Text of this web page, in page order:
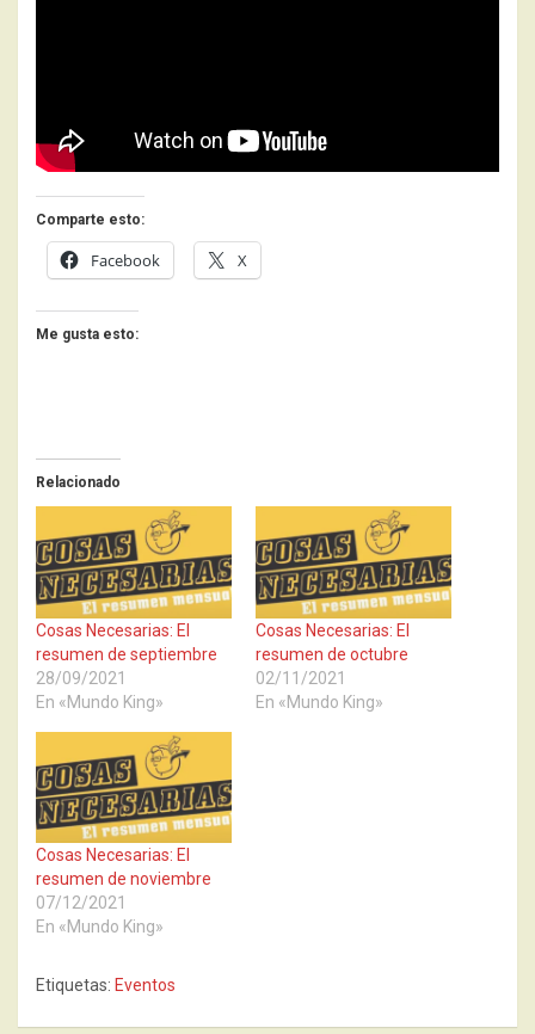
Comparte esto:
Facebook X
Me gusta esto:
Relacionado
Cosas Necesarias: El
resumen de septiembre
28/09/2021
En «Mundo King»
Cosas Necesarias: El
resumen de octubre
02/11/2021
En «Mundo King»
Cosas Necesarias: El
resumen de noviembre
07/12/2021
En «Mundo King»
Etiquetas: Eventos